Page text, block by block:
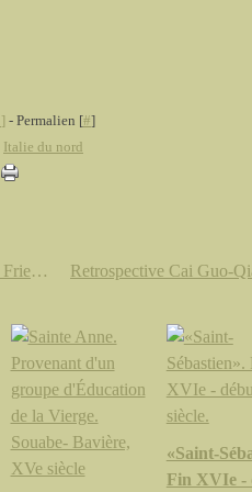
] - Permalien [#]
Italie du nord
« Baselitz. Une rétrospective » @ Musée Frieder Burda & Staatliche Kunsthalle Baden-Baden
«Saint-
Fin XVIe -